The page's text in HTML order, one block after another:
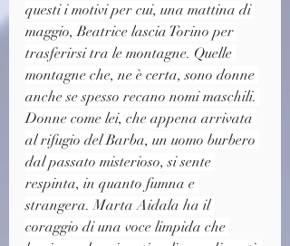
questi i motivi per cui, una mattina di
maggio, Beatrice lascia Torino per
trasferirsi tra le montagne. Quelle
montagne che, ne è certa, sono donne
anche se spesso recano nomi maschili.
Donne come lei, che appena arrivata
al rifugio del Barba, un uomo burbero
dal passato misterioso, si sente
respinta, in quanto fumna e
strangera. Marta Aidala ha il
coraggio di una voce limpida che